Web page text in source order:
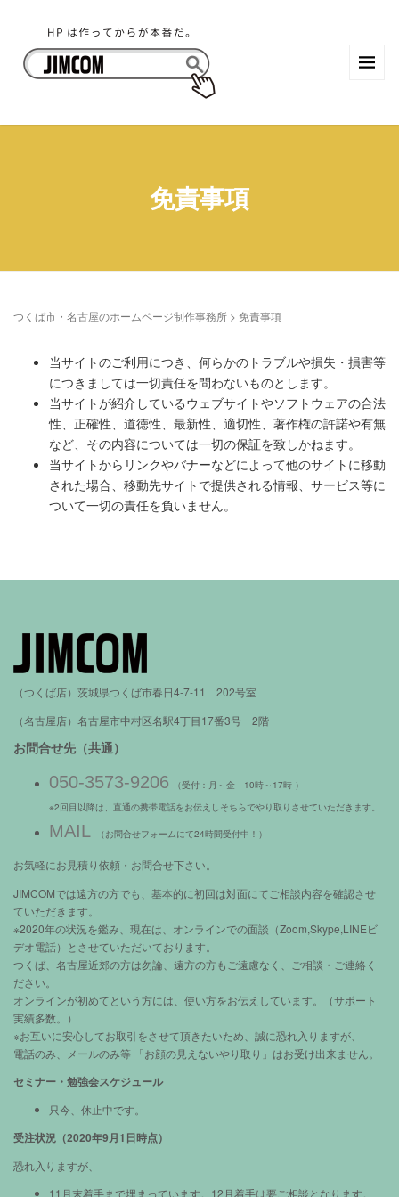
免責事項
つくば市・名古屋のホームページ制作事務所 > 免責事項
当サイトのご利用につき、何らかのトラブルや損失・損害等
につきましては一切責任を問わないものとします。
当サイトが紹介しているウェブサイトやソフトウェアの合法
性、正確性、道徳性、最新性、適切性、著作権の許諾や有無
など、その内容については一切の保証を致しかねます。
当サイトからリンクやバナーなどによって他のサイトに移動
された場合、移動先サイトで提供される情報、サービス等に
ついて一切の責任を負いません。
（つくば店）茨城県つくば市春日4-7-11 202号室
（名古屋店）名古屋市中村区名駅4丁目17番3号 2階
お問合せ先（共通）
050-3573-9206
（受付：月～金 10時～17時 ）
※2回目以降は、直通の携帯電話をお伝えしそちらでやり取りさせていただきます。
MAIL （お問合せフォームにて24時間受付中！）
お気軽にお見積り依頼・お問合せ下さい。
JIMCOMでは遠方の方でも、基本的に初回は対面にてご相談内容を確認させ
ていただきます。
※2020年の状況を鑑み、現在は、オンラインでの面談（Zoom,Skype,LINEビ
デオ電話）とさせていただいております。
つくば、名古屋近郊の方は勿論、遠方の方もご遠慮なく、ご相談・ご連絡く
ださい。
オンラインが初めてという方には、使い方をお伝えしています。（サポート
実績多数。）
※お互いに安心してお取引をさせて頂きたいため、誠に恐れ入りますが、
電話のみ、メールのみ等 「お顔の見えないやり取り」はお受け出来ません。
セミナー・勉強会スケジュール
只今、休止中です。
受注状況（2020年9月1日時点）
恐れ入りますが、
11月末着手まで埋まっています。12月着手は要ご相談となります。